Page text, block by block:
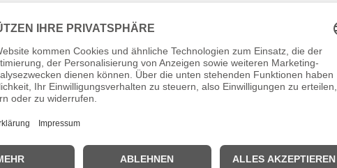
war zunächst lange als Kinderkrankenschwester tätig. Nebenbei nahm
sie mehrfach die Maria bei den Oberammergauer Passionsspielen,
am Volkstheater München folgten. Hier war die Künstlerin
zu sehen. Anfang der 1990er Jahre trat Burkhart in zwei Kinofilmen
Cops“ spielt sie eine geschwätzige Empfangskraft im